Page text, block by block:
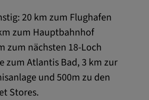
20 km zum Flughafen
zum Hauptbahnhof
zum nächsten 18-Loch
zum Atlantis Bad, 3 km zur
und 500m zu den
Stores.